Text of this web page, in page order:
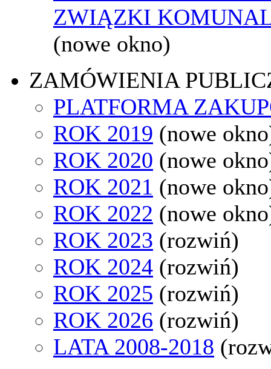
ZWIĄZKI
(nowe okno)
ZAMÓWIENIA
PLATFORMA
ROK 2019 (nowe
ROK 2020 (nowe
ROK 2021 (nowe
ROK 2022 (nowe
ROK 2023 (rozwiń)
ROK 2024 (rozwiń)
ROK 2025 (rozwiń)
ROK 2026 (rozwiń)
LATA 2008-2018